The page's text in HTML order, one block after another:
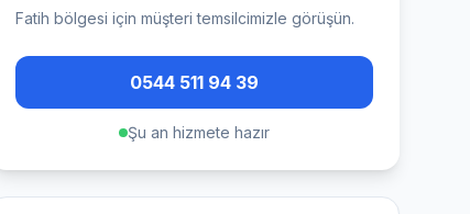
Fatih bölgesi için müşteri temsilcimizle görüşün.
0544 511 94 39
Şu an hizmete hazır